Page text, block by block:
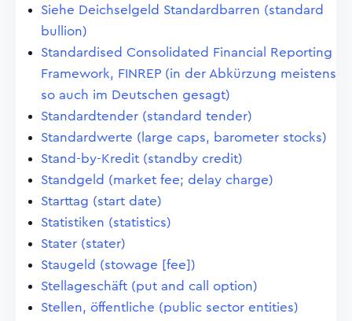
Siehe Deichselgeld Standardbarren (standard
bullion)
Standardised Consolidated Financial Reporting
Framework, FINREP (in der Abkürzung meistens
so auch im Deutschen gesagt)
Standardtender (standard tender)
Standardwerte (large caps, barometer stocks)
Stand-by-Kredit (standby credit)
Standgeld (market fee; delay charge)
Starttag (start date)
Statistiken (statistics)
Stater (stater)
Staugeld (stowage [fee])
Stellageschäft (put and call option)
Stellen, öffentliche (public sector entities)